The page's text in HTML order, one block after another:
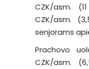
CZK/asm.
CZK/asm.
senjorams
Prachovo
CZK/asm.